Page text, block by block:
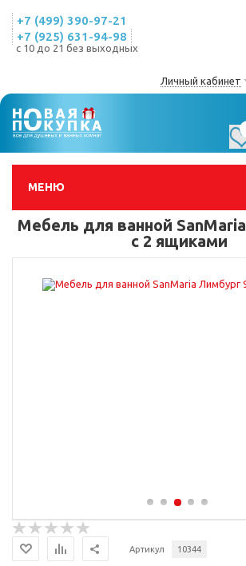
+7 (499) 390-97-21
+7 (925) 631-94-98
с 10 до 21 без выходных
Личный кабинет
МЕНЮ
Мебель для ванной
с 2 ящиками
Артикул 10344